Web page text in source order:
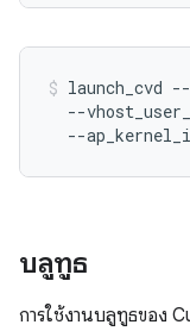
launch_cvd --
--
บลูทูธ
การใช้งานบลูทูธของ